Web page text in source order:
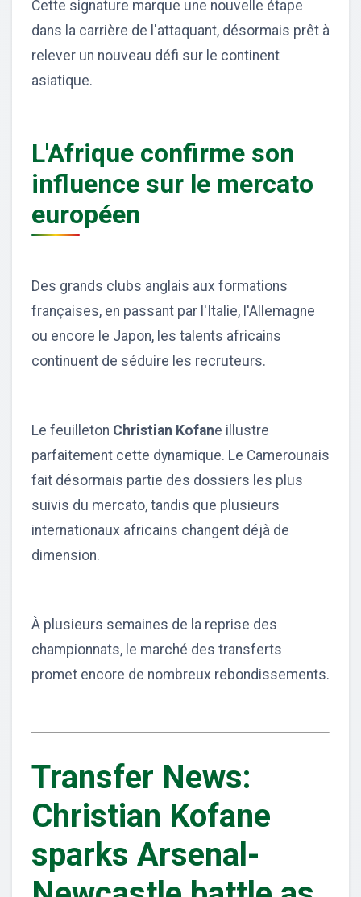
Cette signature marque une nouvelle étape
dans la carrière de l'attaquant, désormais prêt à
relever un nouveau défi sur le continent
asiatique.
L'Afrique confirme son
influence sur le mercato
européen
Des grands clubs anglais aux formations
françaises, en passant par l'Italie, l'Allemagne
ou encore le Japon, les talents africains
continuent de séduire les recruteurs.
Le feuilleton Christian Kofane illustre
parfaitement cette dynamique. Le Camerounais
fait désormais partie des dossiers les plus
suivis du mercato, tandis que plusieurs
internationaux africains changent déjà de
dimension.
À plusieurs semaines de la reprise des
championnats, le marché des transferts
promet encore de nombreux rebondissements.
Transfer News:
Christian Kofane
sparks Arsenal-